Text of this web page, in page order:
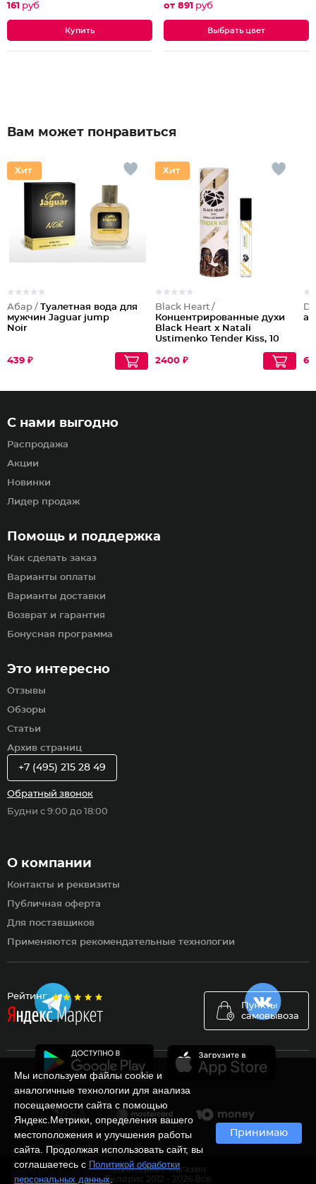
161 руб от 891 руб
Выбрать цвет
Вам может понравиться
Абар / Туалетная вода для
мужчин Jaguar jump
Noir
439 ₽
Black Heart /
Концентрированные духи
Black Heart x Natali
Ustimenko Tender Kiss, 10
2400 ₽
Рейтинг
Пункты
самовывоза
Помощь и поддержка
Как сделать заказ
Варианты оплаты
Варианты доставки
Возврат и гарантия
Бонусная программа
С нами выгодно
Распродажа
Акции
Новинки
Лидер продаж
Это интересно
Отзывы
Обзоры
Статьи
Архив страниц
О компании
Контакты и реквизиты
Публичная оферта
Для поставщиков
Применяются рекомендательные технологии
+7 (495) 215 28 49
Обратный звонок
Будни с 9:00 до 18:00
Мы используем файлы cookie и
аналогичные технологии для анализа
посещаемости сайта с помощью
Яндекс.Метрики, определения вашего
местоположения и улучшения работы
сайта. Продолжая использовать сайт, вы
соглашаетесь с Политикой обработки
персональных данных.
Принимаю
Ⓒ Интернет-магазин
Белорис 2012 - 2026 Все